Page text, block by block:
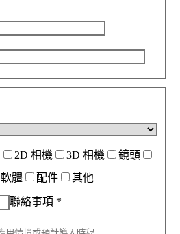
2D 相機 3D 相機
鏡頭
軟體 配件 其他
聯絡事項 *